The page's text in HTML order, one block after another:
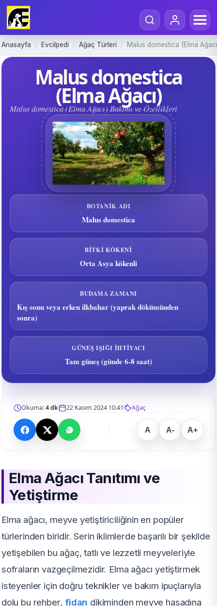
Anasayfa / Evcilpedi / Ağaç Türleri / Malus domestica (Elma
Malus domestica
(Elma Ağacı)
Malus domestica (Elma Ağacı) Bakımı ve Özellikleri
BOTANIK ADI
Malus domestica
BITKI KÖKENI
Orta Asya kökenli
BUDAMA ZAMANI
Kış sonu veya erken ilkbahar (yaprak dökümünden
sonra)
GÜNEŞ IŞIĞI İHTIYACI
Tam güneş (günde 6-8 saat)
Okuma:4 dk 22 Kasım 2024 10:41 Ağaç
A A- A+
Elma Ağacı Tanıtımı ve
Yetiştirme
Elma ağacı, meyve yetiştiriciliğinin en popüler
türlerinden biridir. Serin iklimlerde başarılı bir şekilde
yetişebilen bu ağaç, tatlı ve lezzetli meyveleriyle
sofraların vazgeçilmezidir. Elma ağacı yetiştirmek
isteyenler için doğru teknikler ve bakım ipuçlarıyla
dolu bu rehber, fidan dikiminden meyve hasadına